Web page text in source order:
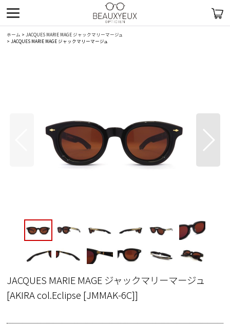
ホーム > JACQUES MARIE MAGE ジャックマリーマージュ
> JACQUES MARIE MAGE ジャックマリーマージュ
JACQUES MARIE MAGE ジャックマリーマージュ
[AKIRA col.Eclipse [JMMAK-6C]]